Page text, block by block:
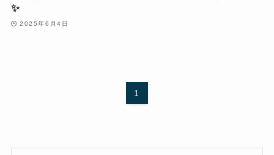
✨
2025年6月4日
1